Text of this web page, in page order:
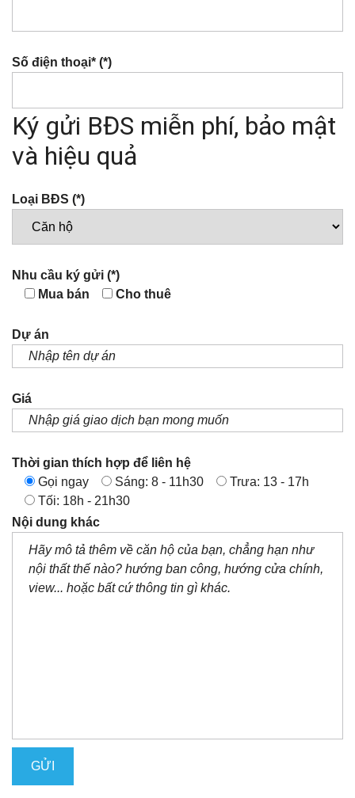
Số điện thoại* (*)
Ký gửi BĐS miễn phí, bảo mật
và hiệu quả
Loại BĐS (*)
Nhu cầu ký gửi (*)
Mua bán
Cho thuê
Dự án
Giá
Thời gian thích hợp để liên hệ
Gọi ngay
Sáng: 8 - 11h30
Trưa: 13 - 17h
Tối: 18h - 21h30
Nội dung khác